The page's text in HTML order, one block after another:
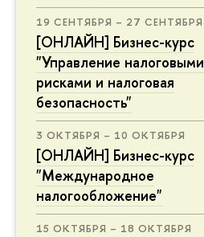
19 СЕНТЯБРЯ – 27 СЕНТЯБРЯ
[ОНЛАЙН] Бизнес-курс
"Управление налоговыми
рисками и налоговая
безопасность"
3 ОКТЯБРЯ – 10 ОКТЯБРЯ
[ОНЛАЙН] Бизнес-курс
"Международное
налогообложение"
15 ОКТЯБРЯ – 18 ОКТЯБРЯ